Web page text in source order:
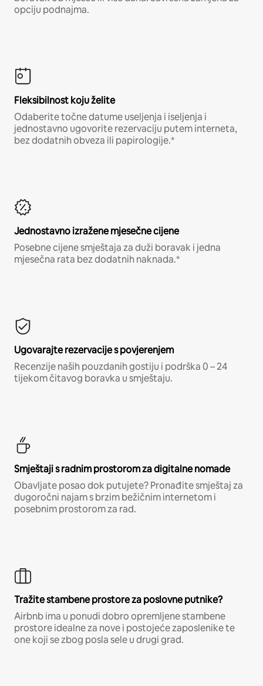
opciju podnajma.
Fleksibilnost koju želite
Odaberite točne datume useljenja i iseljenja i
jednostavno ugovorite rezervaciju putem interneta,
bez dodatnih obveza ili papirologije.*
Jednostavno izražene mjesečne cijene
Posebne cijene smještaja za duži boravak i jedna
mjesečna rata bez dodatnih naknada.*
Ugovarajte rezervacije s povjerenjem
Recenzije naših pouzdanih gostiju i podrška 0 – 24
tijekom čitavog boravka u smještaju.
Smještaji s radnim prostorom za digitalne nomade
Obavljate posao dok putujete? Pronađite smještaj za
dugoročni najam s brzim bežičnim internetom i
posebnim prostorom za rad.
Tražite stambene prostore za poslovne putnike?
Airbnb ima u ponudi dobro opremljene stambene
prostore idealne za nove i postojeće zaposlenike te
one koji se zbog posla sele u drugi grad.